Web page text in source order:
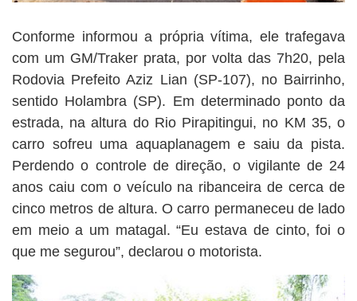
Conforme informou a própria vítima, ele trafegava
com um GM/Traker prata, por volta das 7h20, pela
Rodovia Prefeito Aziz Lian (SP-107), no Bairrinho,
sentido Holambra (SP). Em determinado ponto da
estrada, na altura do Rio Pirapitingui, no KM 35, o
carro sofreu uma aquaplanagem e saiu da pista.
Perdendo o controle de direção, o vigilante de 24
anos caiu com o veículo na ribanceira de cerca de
cinco metros de altura. O carro permaneceu de lado
em meio a um matagal. “Eu estava de cinto, foi o
que me segurou”, declarou o motorista.